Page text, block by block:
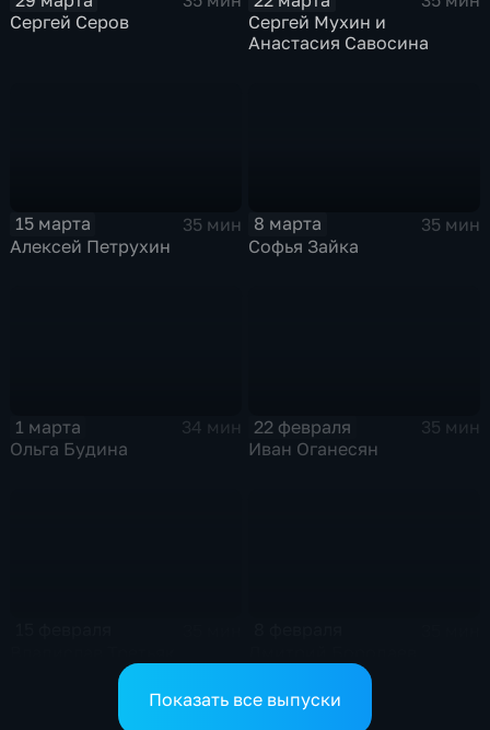
Сергей Серов
Сергей Мухин и
Анастасия Савосина
15 марта
35 мин
Алексей Петрухин
8 марта
35 мин
Софья Зайка
1 марта
34 мин
Ольга Будина
22 февраля
35 мин
Иван Оганесян
Показать все выпуски